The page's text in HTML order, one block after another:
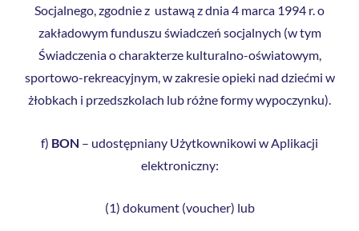
Socjalnego, zgodnie z ustawą z dnia 4 marca 1994 r. o
zakładowym funduszu świadczeń socjalnych (w tym
Świadczenia o charakterze kulturalno-oświatowym,
sportowo-rekreacyjnym, w zakresie opieki nad dziećmi w
żłobkach i przedszkolach lub różne formy wypoczynku).
f) BON – udostępniany Użytkownikowi w Aplikacji
elektroniczny:
(1) dokument (voucher) lub